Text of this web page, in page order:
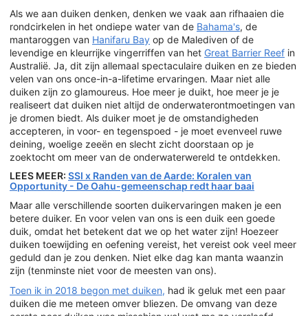
Als we aan duiken denken, denken we vaak aan rifhaaien die
rondcirkelen in het ondiepe water van de Bahama's, de
mantaroggen van Hanifaru Bay op de Malediven of de
levendige en kleurrijke vingerriffen van het Great Barrier Reef in
Australië. Ja, dit zijn allemaal spectaculaire duiken en ze bieden
velen van ons once-in-a-lifetime ervaringen. Maar niet alle
duiken zijn zo glamoureus. Hoe meer je duikt, hoe meer je je
realiseert dat duiken niet altijd de onderwaterontmoetingen van
je dromen biedt. Als duiker moet je de omstandigheden
accepteren, in voor- en tegenspoed - je moet evenveel ruwe
deining, woelige zeeën en slecht zicht doorstaan op je
zoektocht om meer van de onderwaterwereld te ontdekken.
LEES MEER: SSI x Randen van de Aarde: Koralen van
Opportunity - De Oahu-gemeenschap redt haar baai
Maar alle verschillende soorten duikervaringen maken je een
betere duiker. En voor velen van ons is een duik een goede
duik, omdat het betekent dat we op het water zijn! Hoezeer
duiken toewijding en oefening vereist, het vereist ook veel meer
geduld dan je zou denken. Niet elke dag kan manta waanzin
zijn (tenminste niet voor de meesten van ons).
Toen ik in 2018 begon met duiken, had ik geluk met een paar
duiken die me meteen omver bliezen. De omvang van deze